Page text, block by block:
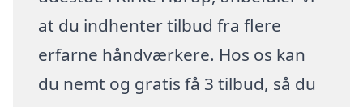
at du indhenter tilbud fra flere
erfarne håndværkere. Hos os kan
du nemt og gratis få 3 tilbud, så du